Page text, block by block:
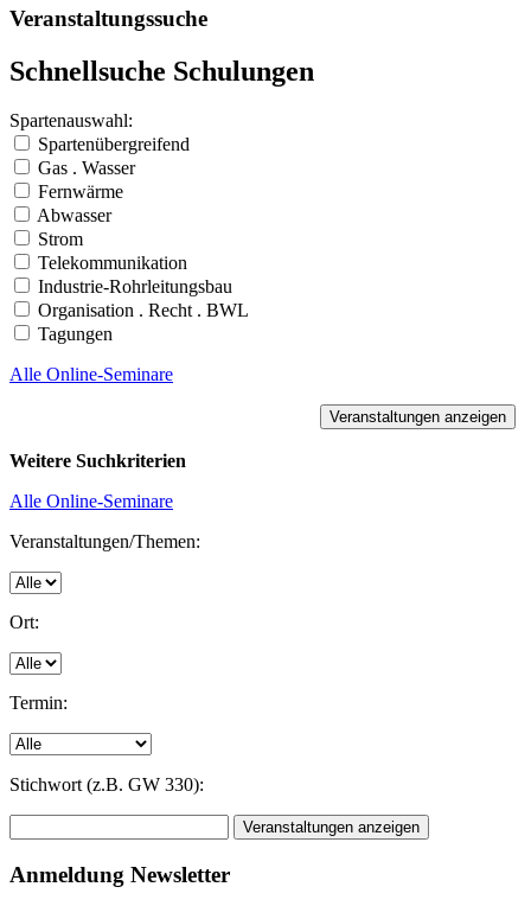
Veranstaltungssuche
Schnellsuche Schulungen
Spartenauswahl:
Spartenübergreifend
Gas . Wasser
Fernwärme
Abwasser
Strom
Telekommunikation
Industrie-Rohrleitungsbau
Organisation . Recht . BWL
Tagungen
Alle Online-Seminare
Weitere Suchkriterien
Alle Online-Seminare
Veranstaltungen/Themen:
Ort:
Termin:
Stichwort (z.B. GW 330):
Anmeldung Newsletter